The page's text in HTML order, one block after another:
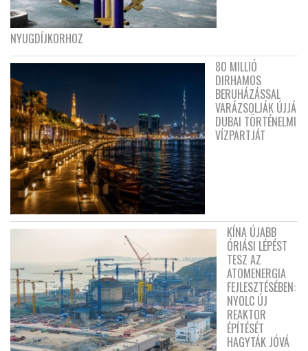
NYUGDÍJKORHOZ
80 MILLIÓ
DIRHAMOS
BERUHÁZÁSSAL
VARÁZSOLJÁK ÚJJÁ
DUBAI TÖRTÉNELMI
VÍZPARTJÁT
KÍNA ÚJABB
ÓRIÁSI LÉPÉST
TESZ AZ
ATOMENERGIA
FEJLESZTÉSÉBEN:
NYOLC ÚJ
REAKTOR
ÉPÍTÉSÉT
HAGYTÁK JÓVÁ